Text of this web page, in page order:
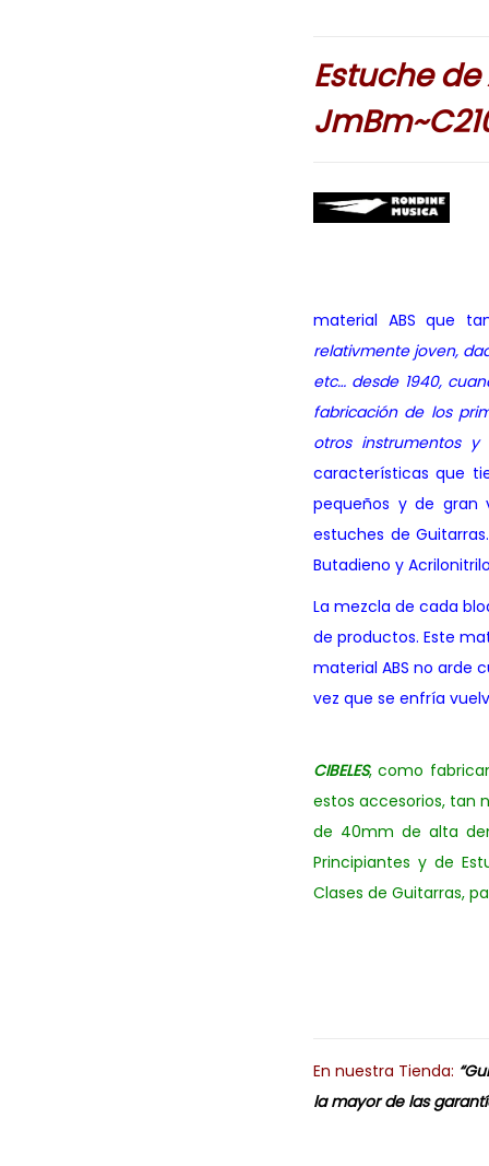
Estuche
material ABS que
relativmente joven,
etc… desde 1940,
fabricación de los
otros instrumentos
características que
pequeños y de gran
estuches de
Butadieno y
La mezcla de cada
de productos. Este
material ABS no arde
vez que se enfría
CIBELES, como
estos accesorios, tan
de 40mm de alta
Principiantes y de
Clases de Guitarras,
En nuestra Tienda:
la mayor de las